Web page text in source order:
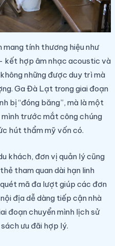
tính thương hiệu như
kết hợp âm nhạc acoustic và
những được duy trì mà
Ga Đà Lạt trong giai đoạn
bị “đóng băng”, mà là một
trước mắt công chúng
hút thẩm mỹ vốn có.
khách, đơn vị quản lý cũng
tham quan dài hạn linh
mã đa lượt giúp các đơn
địa dễ dàng tiếp cận nhà
đoạn chuyển mình lịch sử
ưu đãi hợp lý.